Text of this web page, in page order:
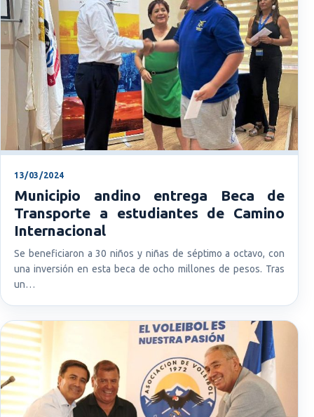
13/03/2024
Municipio andino entrega Beca de
Transporte a estudiantes de Camino
Internacional
Se beneficiaron a 30 niños y niñas de séptimo a octavo, con
una inversión en esta beca de ocho millones de pesos. Tras
un…